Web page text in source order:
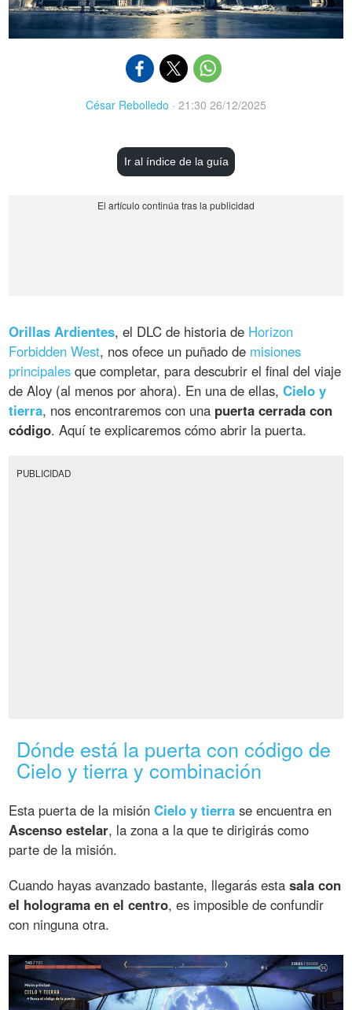
César Rebolledo · 21:30 26/12/2025
Ir al índice de la guía
Orillas Ardientes, el DLC de historia de Horizon
Forbidden West, nos ofece un puñado de misiones
principales que completar, para descubrir el final del viaje
de Aloy (al menos por ahora). En una de ellas,Cielo y
tierra, nos encontraremos con una puerta cerrada con
código. Aquí te explicaremos cómo abrir la puerta.
PUBLICIDAD
Dónde está la puerta con código de
Cielo y tierra y combinación
Esta puerta de la misiónCielo y tierra se encuentra en
Ascenso estelar, la zona a la que te dirigirás como
parte de la misión.
Cuando hayas avanzado bastante, llegarás estasala con
el holograma en el centro, es imposible de confundir
con ninguna otra.